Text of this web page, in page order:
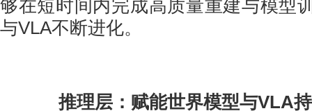
够在短时间内完成高质量重建与模型
与VLA不断进化。
推理层：赋能世界模型与VLA